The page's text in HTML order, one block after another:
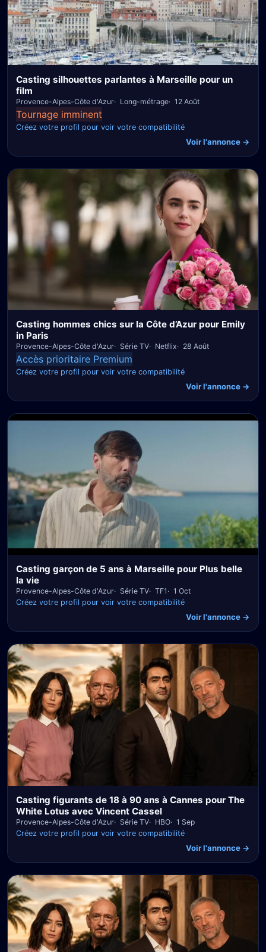
Casting silhouettes parlantes à Marseille pour un
film
Provence-Alpes-Côte d'Azur Long-métrage 12 Août
Tournage imminent
Créez votre profil pour voir votre compatibilité
Voir l'annonce →
Casting hommes chics sur la Côte d’Azur pour Emily
in Paris
Provence-Alpes-Côte d'Azur Série TV Netflix 28 Août
Accès prioritaire Premium
Créez votre profil pour voir votre compatibilité
Voir l'annonce →
Casting garçon de 5 ans à Marseille pour Plus belle
la vie
Provence-Alpes-Côte d'Azur Série TV TF1
1 Oct
Créez votre profil pour voir votre compatibilité
Voir l'annonce →
Casting figurants de 18 à 90 ans à Cannes pour The
White Lotus avec Vincent Cassel
Provence-Alpes-Côte d'Azur Série TV HBO
1 Sep
Créez votre profil pour voir votre compatibilité
Voir l'annonce →